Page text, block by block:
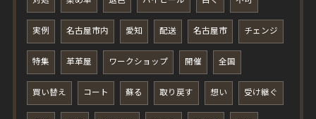
実例 名古屋市内 愛知 配送 名古屋市 チェンジ
特集 革革屋 ワークショップ 開催 全国
買い替え コート 蘇る 取り戻す 想い 受け継ぐ